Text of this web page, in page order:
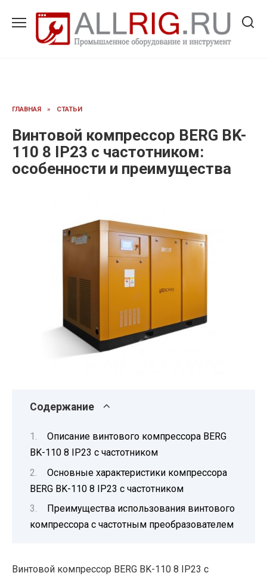
содержанию
ГЛАВНАЯ » СТАТЬИ
Винтовой компрессор BERG BK-
110 8 IP23 с частотником:
особенности и преимущества
Содержание
Описание винтового компрессора BERG
BK-110 8 IP23 с частотником
Основные характеристики компрессора
BERG BK-110 8 IP23 с частотником
Преимущества использования винтового
компрессора с частотным преобразователем
Винтовой компрессор BERG BK-110 8 IP23 с